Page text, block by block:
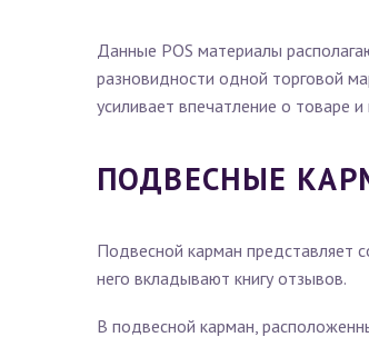
Данные POS материалы
разновидности одной торговой
усиливает впечатление о товаре
ПОДВЕСНЫЕ
Подвесной карман представляет
него вкладывают книгу отзывов.
В подвесной карман,